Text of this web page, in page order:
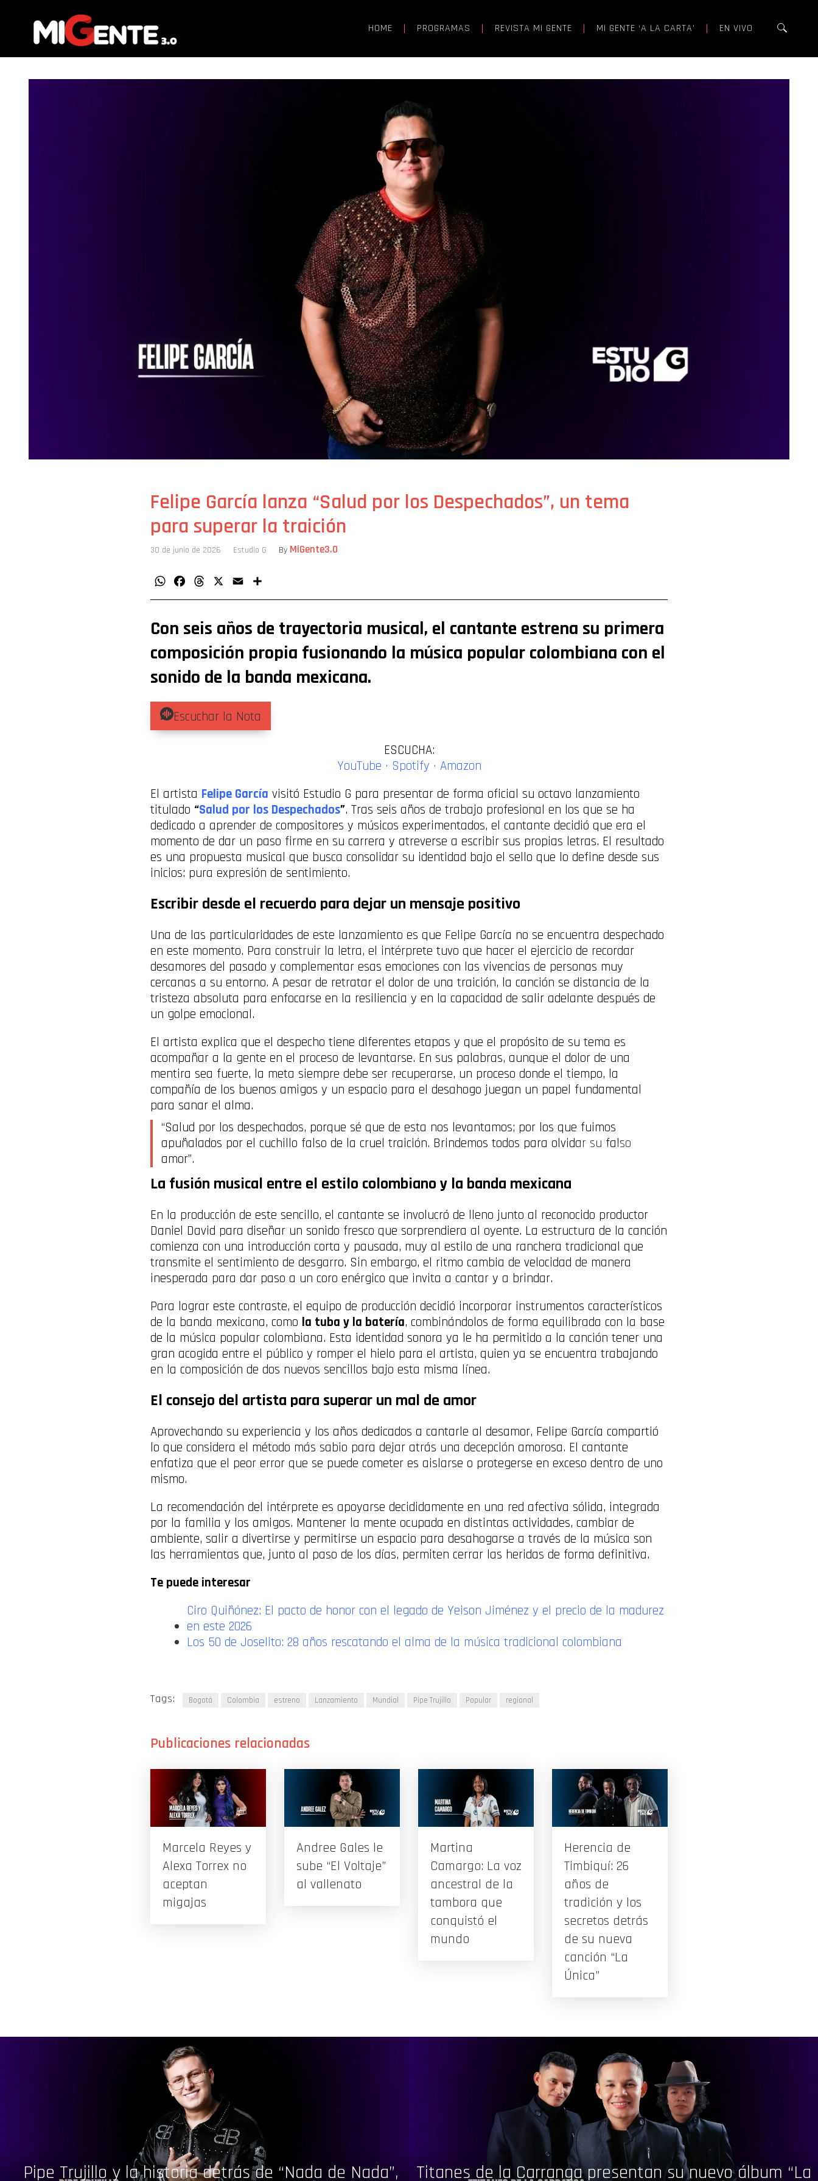
HOME PROGRAMAS REVISTA MI GENTE MI GENTE ‘A LA CARTA’ EN VIVO
Felipe García lanza “Salud por los Despechados”, un tema
para superar la traición
30 de junio de 2026 Estudio G By MiGente3.0
WhatsAppFacebookThreads Email
Con seis años de trayectoria musical, el cantante estrena su primera
composición propia fusionando la música popular colombiana con el
sonido de la banda mexicana.
Escuchar la Nota
ESCUCHA:
YouTube · Spotify · Amazon
El artista Felipe García visitó Estudio G para presentar de forma oficial su octavo lanzamiento
titulado “Salud por los Despechados”. Tras seis años de trabajo profesional en los que se ha
dedicado a aprender de compositores y músicos experimentados, el cantante decidió que era el
momento de dar un paso firme en su carrera y atreverse a escribir sus propias letras. El resultado
es una propuesta musical que busca consolidar su identidad bajo el sello que lo define desde sus
inicios: pura expresión de sentimiento.
Escribir desde el recuerdo para dejar un mensaje positivo
Una de las particularidades de este lanzamiento es que Felipe García no se encuentra despechado
en este momento. Para construir la letra, el intérprete tuvo que hacer el ejercicio de recordar
desamores del pasado y complementar esas emociones con las vivencias de personas muy
cercanas a su entorno. A pesar de retratar el dolor de una traición, la canción se distancia de la
tristeza absoluta para enfocarse en la resiliencia y en la capacidad de salir adelante después de
un golpe emocional.
El artista explica que el despecho tiene diferentes etapas y que el propósito de su tema es
acompañar a la gente en el proceso de levantarse. En sus palabras, aunque el dolor de una
mentira sea fuerte, la meta siempre debe ser recuperarse, un proceso donde el tiempo, la
compañía de los buenos amigos y un espacio para el desahogo juegan un papel fundamental
para sanar el alma.
“Salud por los despechados, porque sé que de esta nos levantamos; por los que fuimos
apuñalados por el cuchillo falso de la cruel traición. Brindemos todos para olvidar su falso
amor”.
La fusión musical entre el estilo colombiano y la banda mexicana
En la producción de este sencillo, el cantante se involucró de lleno junto al reconocido productor
Daniel David para diseñar un sonido fresco que sorprendiera al oyente. La estructura de la canción
comienza con una introducción corta y pausada, muy al estilo de una ranchera tradicional que
transmite el sentimiento de desgarro. Sin embargo, el ritmo cambia de velocidad de manera
inesperada para dar paso a un coro enérgico que invita a cantar y a brindar.
Para lograr este contraste, el equipo de producción decidió incorporar instrumentos característicos
de la banda mexicana, como la tuba y la batería, combinándolos de forma equilibrada con la base
de la música popular colombiana. Esta identidad sonora ya le ha permitido a la canción tener una
gran acogida entre el público y romper el hielo para el artista, quien ya se encuentra trabajando
en la composición de dos nuevos sencillos bajo esta misma línea.
El consejo del artista para superar un mal de amor
Aprovechando su experiencia y los años dedicados a cantarle al desamor, Felipe García compartió
lo que considera el método más sabio para dejar atrás una decepción amorosa. El cantante
enfatiza que el peor error que se puede cometer es aislarse o protegerse en exceso dentro de uno
mismo.
La recomendación del intérprete es apoyarse decididamente en una red afectiva sólida, integrada
por la familia y los amigos. Mantener la mente ocupada en distintas actividades, cambiar de
ambiente, salir a divertirse y permitirse un espacio para desahogarse a través de la música son
las herramientas que, junto al paso de los días, permiten cerrar las heridas de forma definitiva.
Te puede interesar
Ciro Quiñónez: El pacto de honor con el legado de Yeison Jiménez y el precio de la madurez
en este 2026
Los 50 de Joselito: 28 años rescatando el alma de la música tradicional colombiana
Tags: Bogotá Colombia estreno Lanzamiento Mundial Pipe Trujillo Popular regional
Marcela Reyes y
Alexa Torrex no
aceptan
migajas
Andree Gales le
sube “El Voltaje”
al vallenato
Martina
Camargo: La voz
ancestral de la
tambora que
conquistó el
mundo
Herencia de
Timbiquí: 26
años de
tradición y los
secretos detrás
de su nueva
canción “La
Única”
Pipe Trujillo y la historia detrás de “Nada de Nada”, Titanes de la Carranga presentan su nuevo álbum “La